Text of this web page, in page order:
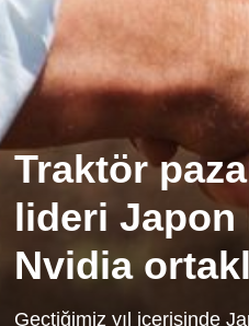
Traktör
lideri
Nvidia
Geçtiğimiz yıl içerisinde